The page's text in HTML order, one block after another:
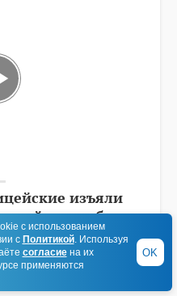
изъяли
водки более
рублей
с использованием
с Политикой. Используя
согласиена их
применяются
OK